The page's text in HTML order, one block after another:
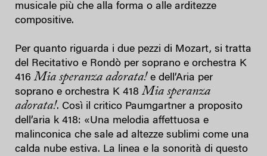
musicale più che alla forma o alle arditezze
compositive.
Per quanto riguarda i due pezzi di Mozart, si tratta
del Recitativo e Rondò per soprano e orchestra K
416 Mia speranza adorata! e dell’Aria per
soprano e orchestra K 418 Mia speranza
adorata!. Così il critico Paumgartner a proposito
dell’aria k 418: «Una melodia affettuosa e
malinconica che sale ad altezze sublimi come una
calda nube estiva. La linea e la sonorità di questo